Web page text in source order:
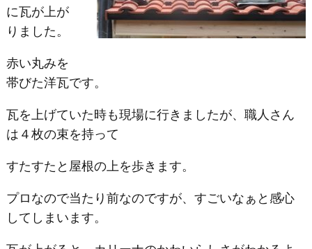
に瓦が上が
りました。
赤い丸みを
帯びた洋瓦です。
瓦を上げていた時も現場に行きましたが、職人さん
は４枚の束を持って
すたすたと屋根の上を歩きます。
プロなので当たり前なのですが、すごいなぁと感心
してしまいます。